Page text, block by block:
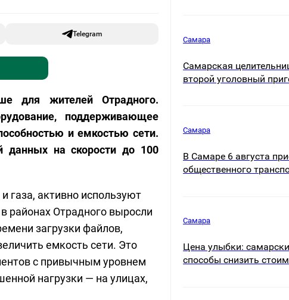
Telegram
для жителей Отрадного.
поддерживающее
и емкостью сети.
данных на скорости до 100
газа, активно используют
районах Отрадного выросли
загрузки файлов,
емкость сети. Это
с привычным уровнем
нагрузки — на улицах,
Самара
Самарская
второй уголовный
Самара
В Самаре 6 августа
общественного
Самара
Цена улыбки:
способы снизить